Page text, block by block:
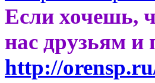
Если хочешь,
нас друзьям и
http://